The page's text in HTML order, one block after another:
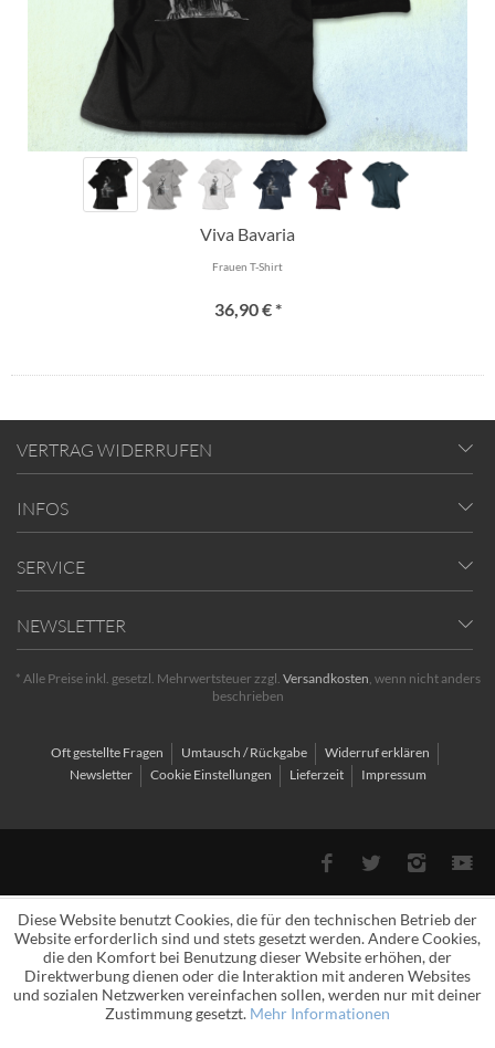
Viva Bavaria
Frauen T-Shirt
36,90 € *
VERTRAG WIDERRUFEN
INFOS
SERVICE
NEWSLETTER
* Alle Preise inkl. gesetzl. Mehrwertsteuer zzgl. Versandkosten, wenn nicht anders
beschrieben
Oft gestellte Fragen Umtausch / Rückgabe
Widerruf erklären
Newsletter
Cookie Einstellungen Lieferzeit Impressum
Diese Website benutzt Cookies, die für den technischen Betrieb der
Website erforderlich sind und stets gesetzt werden. Andere Cookies,
die den Komfort bei Benutzung dieser Website erhöhen, der
Direktwerbung dienen oder die Interaktion mit anderen Websites
und sozialen Netzwerken vereinfachen sollen, werden nur mit deiner
Zustimmung gesetzt. Mehr Informationen